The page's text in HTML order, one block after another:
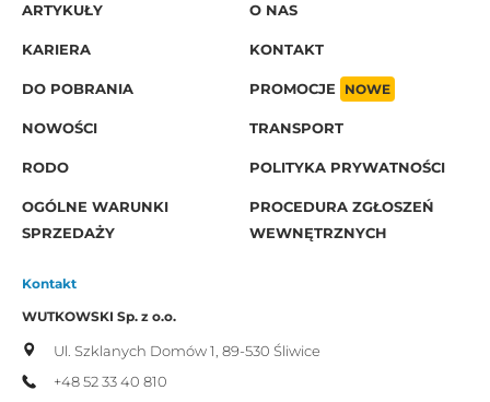
ARTYKUŁY O NAS
KARIERA KONTAKT
DO POBRANIA PROMOCJE NOWE
NOWOŚCI TRANSPORT
RODO POLITYKA PRYWATNOŚCI
OGÓLNE WARUNKI
SPRZEDAŻY
PROCEDURA ZGŁOSZEŃ
WEWNĘTRZNYCH
Kontakt
WUTKOWSKI Sp. z o.o.
Ul. Szklanych Domów 1, 89-530 Śliwice
+48 52 33 40 810